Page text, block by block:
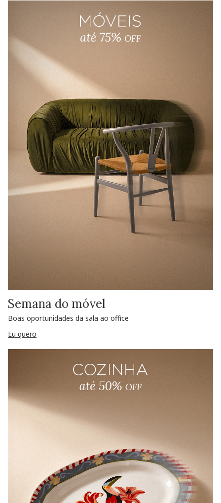
Semana do móvel
Boas oportunidades da sala ao office
Eu quero